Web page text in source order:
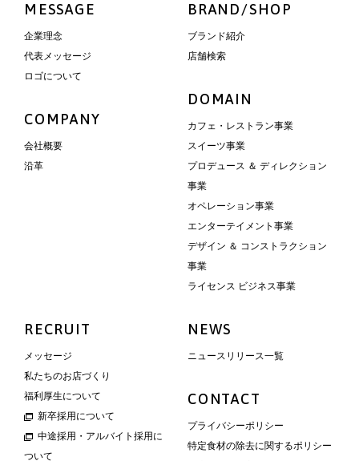
MESSAGE
企業理念
代表メッセージ
ロゴについて
COMPANY
会社概要
沿革
BRAND/SHOP
ブランド紹介
店舗検索
DOMAIN
カフェ・レストラン事業
スイーツ事業
プロデュース ＆ ディレクション
事業
オペレーション事業
エンターテイメント事業
デザイン ＆ コンストラクション
事業
ライセンス ビジネス事業
RECRUIT
メッセージ
私たちのお店づくり
福利厚生について
新卒採用について
中途採用・アルバイト採用に
ついて
NEWS
ニュースリリース一覧
CONTACT
プライバシーポリシー
特定食材の除去に関するポリシー